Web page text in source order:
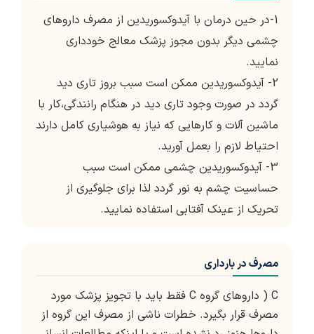
1-در حین درمان با آیدوکسوریدین از مصرف داروهای
چشمی دیگر بدون مجوز پزشک معالج خودداری
نمایید.
2- آیدوکسوریدین ممکن است سبب بروز تاری دید
گردد در صورت وجود تاری دید در هنگام رانندگی،کار با
ماشین آلات و کارهایی که نیاز به هوشیاری کامل دارند
احتیاط لازم را بعمل آورید.
3- آیدوکسوریدین چشمی ممکن است سبب
حساسیت چشم به نور گردد لذا برای جلوگیری از
تحریک از عینک آفتابی استفاده نمایید.
مصرف در بارداری
C ( داروهای گروه C فقط باید با تجویز پزشک مورد
مصرف قرار بگیرد. خطرات ناشی از مصرف این گروه از